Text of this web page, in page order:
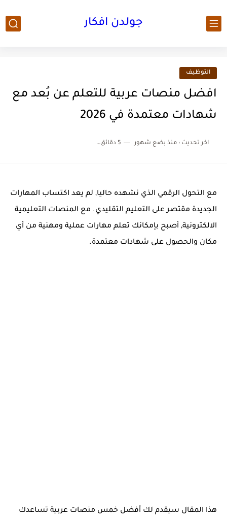
جولدن افكار
التوظيف
افضل منصات عربية للتعلم عن بُعد مع
شهادات معتمدة في 2026
اخر تحديث :منذ بضع شهور 5 دقائق للقراءة
مع التحول الرقمي الذي نشهده حاليا, لم يعد اكتساب المهارات
الجديدة مقتصر على التعليم التقليدي. مع المنصات التعليمية
الالكترونية, أصبح بإمكانك تعلم مهارات عملية ومهنية من أي
مكان والحصول على شهادات معتمدة.
هذا المقال سيقدم لك أفضل خمس منصات عربية تساعدك